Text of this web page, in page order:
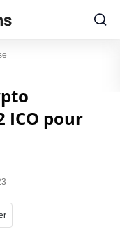
ICO pour